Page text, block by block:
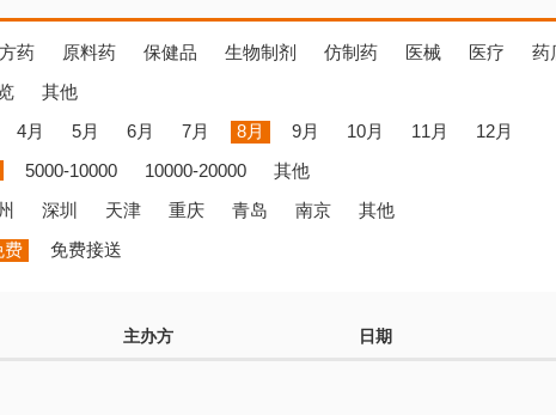
药 原料药 保健品 生物制剂 仿制药 医械 医疗 药
其他
4月 5月 6月 7月 8月 9月 10月 11月
12月
5000-10000 10000-20000
其他
深圳 天津 重庆 青岛 南京
其他
费 免费接送
主办方 日期